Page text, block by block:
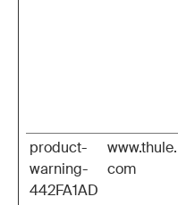
product-
warning-
442FA1AD
www.thule.
com